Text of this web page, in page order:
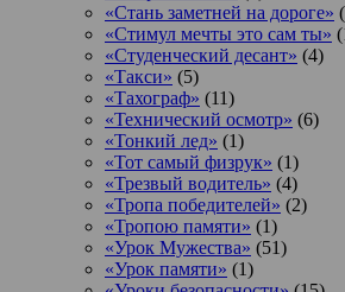
«Стань заметней на дороге»
«Стимул мечты это сам ты»
«Студенческий десант» (4)
«Такси» (5)
«Тахограф» (11)
«Технический осмотр» (6)
«Тонкий лед» (1)
«Тот самый физрук» (1)
«Трезвый водитель» (4)
«Тропа победителей» (2)
«Тропою памяти» (1)
«Урок Мужества» (51)
«Урок памяти» (1)